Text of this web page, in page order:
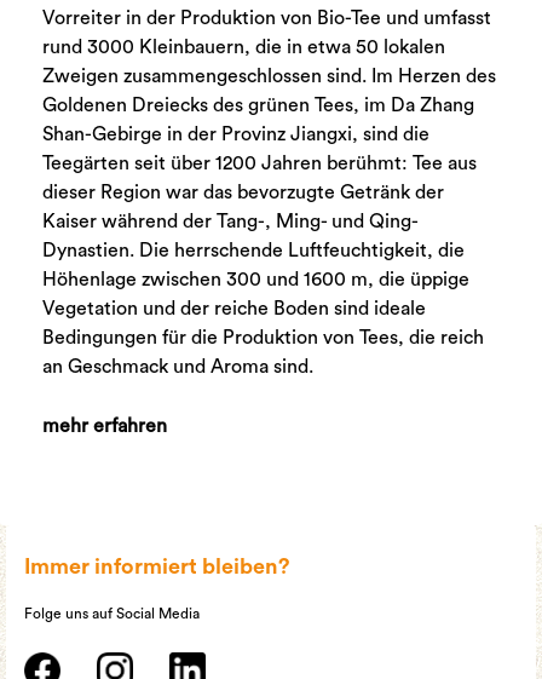
Vorreiter in der Produktion von Bio-Tee und umfasst
rund 3000 Kleinbauern, die in etwa 50 lokalen
Zweigen zusammengeschlossen sind. Im Herzen des
Goldenen Dreiecks des grünen Tees, im Da Zhang
Shan-Gebirge in der Provinz Jiangxi, sind die
Teegärten seit über 1200 Jahren berühmt: Tee aus
dieser Region war das bevorzugte Getränk der
Kaiser während der Tang-, Ming- und Qing-
Dynastien. Die herrschende Luftfeuchtigkeit, die
Höhenlage zwischen 300 und 1600 m, die üppige
Vegetation und der reiche Boden sind ideale
Bedingungen für die Produktion von Tees, die reich
an Geschmack und Aroma sind.
mehr erfahren
Immer informiert bleiben?
Folge uns auf Social Media